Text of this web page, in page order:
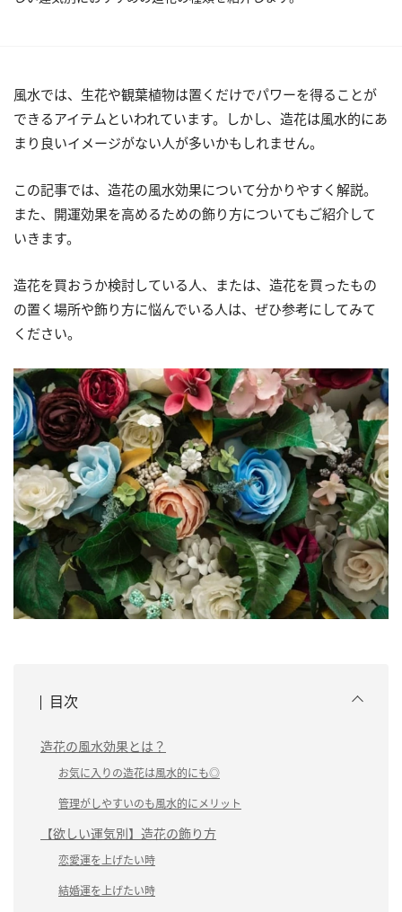
風水では、生花や観葉植物は置くだけでパワーを得ることが
できるアイテムといわれています。しかし、造花は風水的にあ
まり良いイメージがない人が多いかもしれません。
この記事では、造花の風水効果について分かりやすく解説。
また、開運効果を高めるための飾り方についてもご紹介して
いきます。
造花を買おうか検討している人、または、造花を買ったもの
の置く場所や飾り方に悩んでいる人は、ぜひ参考にしてみて
ください。
目次
造花の風水効果とは？
お気に入りの造花は風水的にも◎
管理がしやすいのも風水的にメリット
【欲しい運気別】造花の飾り方
恋愛運を上げたい時
結婚運を上げたい時